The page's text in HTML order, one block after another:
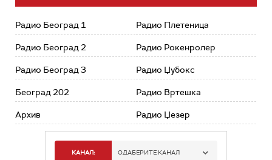
Радио Београд 1
Радио Београд 2
Радио Београд 3
Београд 202
Архив
Радио Плетеница
Радио Рокенролер
Радио Џубокс
Радио Вртешка
Радио Џезер
КАНАЛ: ОДАБЕРИТЕ КАНАЛ